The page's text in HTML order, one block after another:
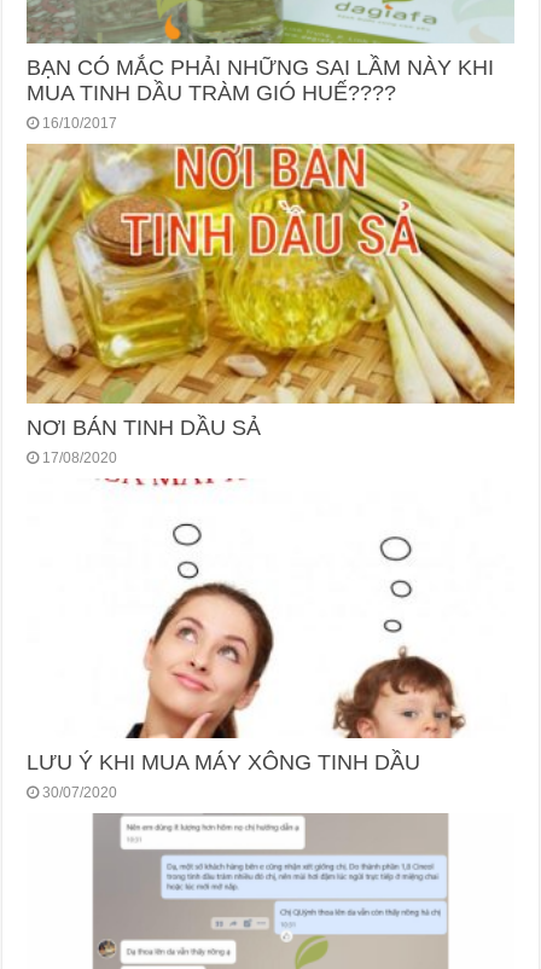
BẠN CÓ MẮC PHẢI NHỮNG SAI LẦM NÀY KHI
MUA TINH DẦU TRÀM GIÓ HUẾ????
16/10/2017
NƠI BÁN TINH DẦU SẢ
17/08/2020
LƯU Ý KHI MUA MÁY XÔNG TINH DẦU
30/07/2020